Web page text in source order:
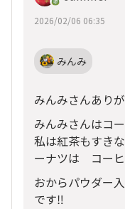
2026/02/06 06:35
みんみ
みんみさんあり
みんみさんはコ
私は紅茶もすき
ーナツは コー
おからパウダー
です‼️